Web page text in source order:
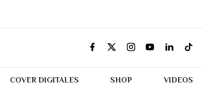
COVER DIGITALES SHOP VIDEOS